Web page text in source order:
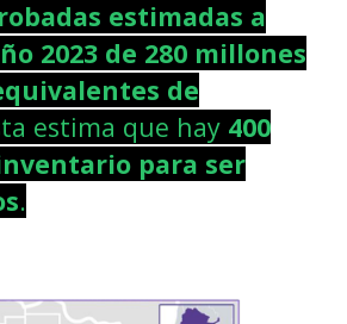
estimadas a
2023 de 280 millones
de
estima que hay 400
para ser
.